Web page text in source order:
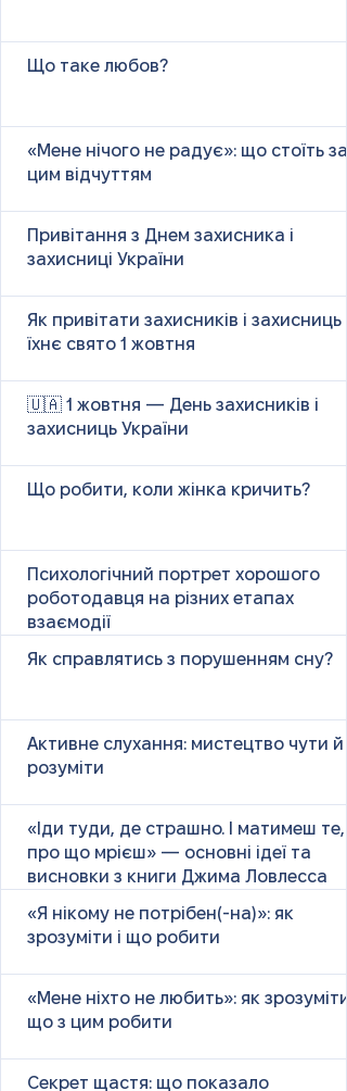
Що таке любов?
«Мене нічого не радує»: що стоїть за
цим відчуттям
Привітання з Днем захисника і
захисниці України
Як привітати захисників і захисниць у
їхнє свято 1 жовтня
🇺🇦 1 жовтня — День захисників і
захисниць України
Що робити, коли жінка кричить?
Психологічний портрет хорошого
роботодавця на різних етапах
взаємодії
Як справлятись з порушенням сну?
Активне слухання: мистецтво чути й
розуміти
«Іди туди, де страшно. І матимеш те,
про що мрієш» — основні ідеї та
висновки з книги Джима Ловлесса
«Я нікому не потрібен(-на)»: як
зрозуміти і що робити
«Мене ніхто не любить»: як зрозуміти
що з цим робити
Секрет щастя: що показало